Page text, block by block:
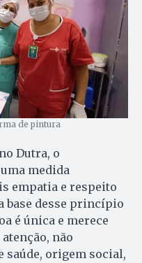
de pintura
Dutra, o
medida
empatia e respeito
base desse princípio
é única e merece
não
saúde, origem social,